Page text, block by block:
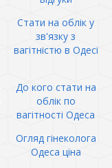
Стати на облік у
зв'язку з
вагітністю в Одесі
До кого стати на
облік по
вагітності Одеса
Огляд гінеколога
Одеса ціна